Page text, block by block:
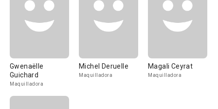
Gwenaëlle
Guichard
Maquilladora
Michel Deruelle
Maquilladora
Magali Ceyrat
Maquilladora